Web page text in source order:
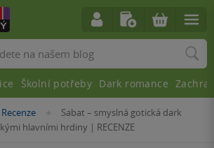
Recenze »Sabat – smyslná gotická dark
hlavními hrdiny | RECENZE
Školní potřeby Dark romance